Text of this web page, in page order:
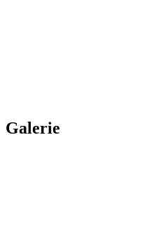
Galerie